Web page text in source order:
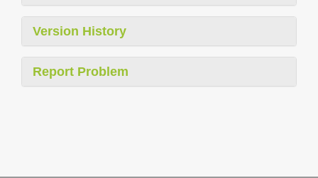
Version History
Report Problem